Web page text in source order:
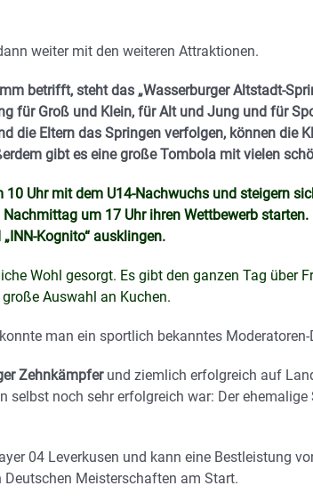
weiter mit den weiteren Attraktionen.
betrifft, steht das „Wasserburger Altstadt-
für Groß und Klein, für Alt und Jung und für
die Eltern das Springen verfolgen, können die
gibt es eine große Tombola mit vielen
10 Uhr mit dem U14-Nachwuchs und steigern
um 17 Uhr ihren Wettbewerb
Kognito“ ausklingen.
Wohl gesorgt. Es gibt den ganzen Tag über
Auswahl an Kuchen.
man ein sportlich bekanntes
Zehnkämpferund ziemlich erfolgreich auf
selbst noch sehr erfolgreich war: Der
04 Leverkusen und kann eine Bestleistung
Meisterschaften am Start.